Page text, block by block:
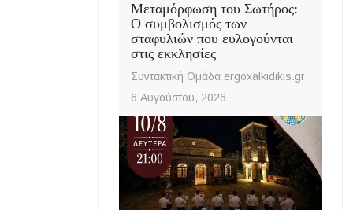
Μεταμόρφωση του Σωτήρος:
Ο συμβολισμός των
σταφυλιών που ευλογούνται
στις εκκλησίες
Συντακτική Ομάδα ergoxalkidikis.gr
6 Αυγούστου, 2026